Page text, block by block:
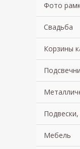
Фото
Свадьба
Корзины
Мебель